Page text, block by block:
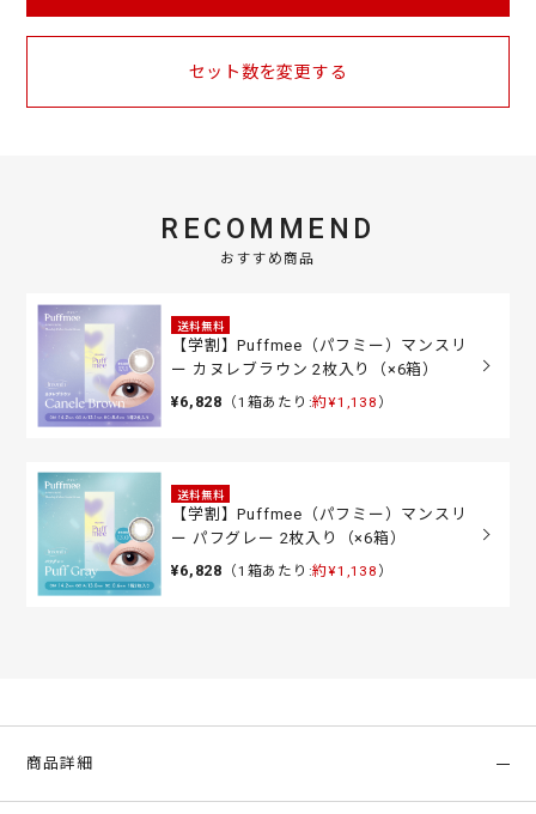
セット数を変更する
RECOMMEND
おすすめ商品
送料無料
【学割】Puffmee（パフミー）マンスリ
ー カヌレブラウン 2枚入り（×6箱）
¥6,828 （1箱あたり:約¥1,138 ）
送料無料
【学割】Puffmee（パフミー）マンスリ
ー パフグレー 2枚入り（×6箱）
¥6,828 （1箱あたり:約¥1,138 ）
商品詳細